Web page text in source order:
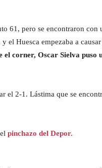
61, pero se encontraron con
el Huesca empezaba a
el corner, Oscar Sielva puso
el 2-1. Lástima que se
pinchazo del Depor.